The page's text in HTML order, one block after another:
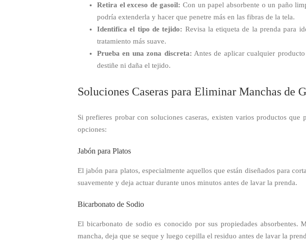
Retira el exceso de gasoil: Con un papel absorbente o un paño
podría extenderla y hacer que penetre más en las fibras de la tela.
Identifica el tipo de tejido: Revisa la etiqueta de la prenda para
tratamiento más suave.
Prueba en una zona discreta: Antes de aplicar cualquier
destiñe ni daña el tejido.
Soluciones Caseras para Eliminar Manchas de
Si prefieres probar con soluciones caseras, existen varios productos
opciones:
Jabón para Platos
El jabón para platos, especialmente aquellos que están diseñados para
suavemente y deja actuar durante unos minutos antes de lavar la prenda.
Bicarbonato de Sodio
El bicarbonato de sodio es conocido por sus propiedades
mancha, deja que se seque y luego cepilla el residuo antes de lavar la